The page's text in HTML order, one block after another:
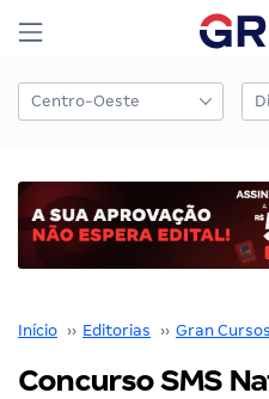
Início ›› Editorias ›› Gran
Concurso SMS